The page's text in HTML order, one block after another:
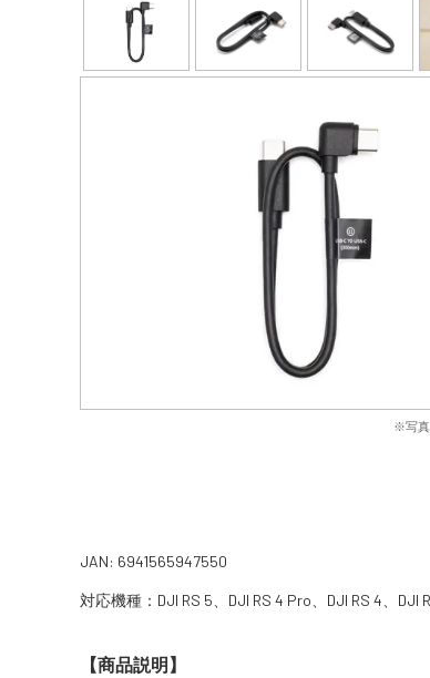
※写真
JAN: 6941565947550
対応機種：DJI RS 5、DJI RS 4 Pro、DJI RS 4、DJI
【商品説明】